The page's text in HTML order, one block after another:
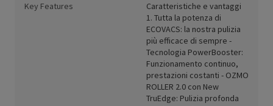
Key Features
Caratteristiche e vantaggi
1. Tutta la potenza di
ECOVACS: la nostra pulizia
più efficace di sempre -
Tecnologia PowerBooster:
Funzionamento continuo,
prestazioni costanti - OZMO
ROLLER 2.0 con New
TruEdge: Pulizia profonda